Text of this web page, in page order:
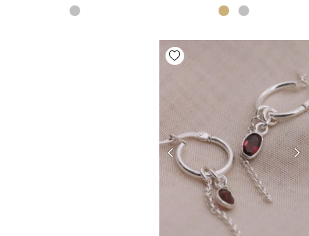
Add wishlist